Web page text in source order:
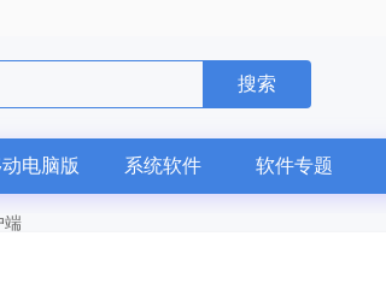
搜索
电脑版 系统软件 软件专题
端